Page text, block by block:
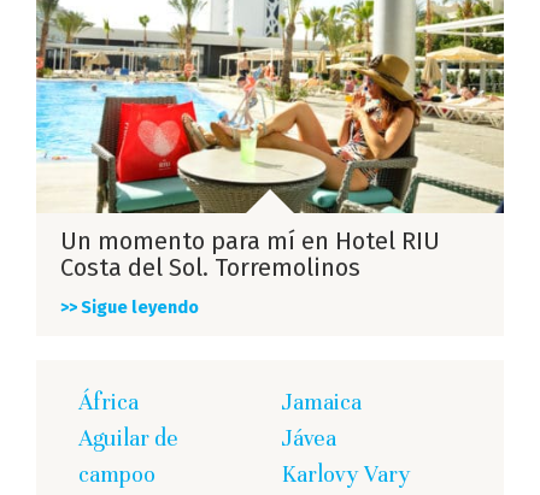
Un momento para mí en Hotel RIU
Costa del Sol. Torremolinos
>> Sigue leyendo
África
Aguilar de
campoo
Jamaica
Jávea
Karlovy Vary